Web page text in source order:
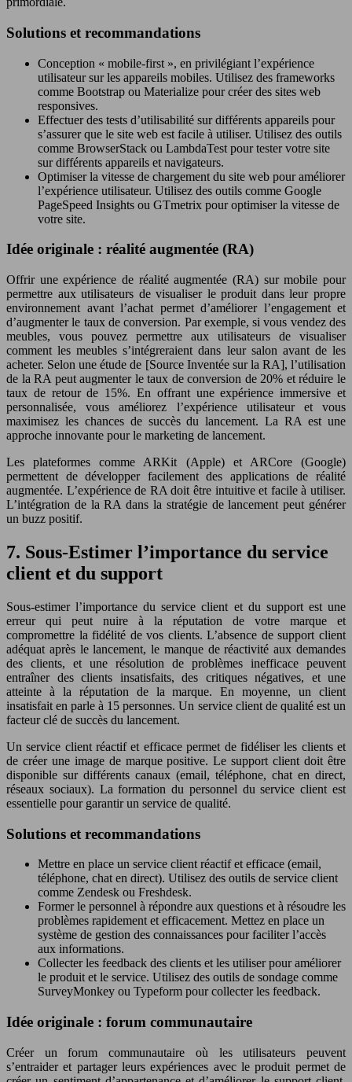
Solutions et recommandations
Conception « mobile-first », en privilégiant l’expérience
utilisateur sur les appareils mobiles. Utilisez des frameworks
comme Bootstrap ou Materialize pour créer des sites web
responsives.
Effectuer des tests d’utilisabilité sur différents appareils pour
s’assurer que le site web est facile à utiliser. Utilisez des outils
comme BrowserStack ou LambdaTest pour tester votre site
sur différents appareils et navigateurs.
Optimiser la vitesse de chargement du site web pour améliorer
l’expérience utilisateur. Utilisez des outils comme Google
PageSpeed Insights ou GTmetrix pour optimiser la vitesse de
votre site.
Idée originale : réalité augmentée (RA)
Offrir une expérience de réalité augmentée (RA) sur mobile pour
permettre aux utilisateurs de visualiser le produit dans leur propre
environnement avant l’achat permet d’améliorer l’engagement et
d’augmenter le taux de conversion. Par exemple, si vous vendez des
meubles, vous pouvez permettre aux utilisateurs de visualiser
comment les meubles s’intégreraient dans leur salon avant de les
acheter. Selon une étude de [Source Inventée sur la RA], l’utilisation
de la RA peut augmenter le taux de conversion de 20% et réduire le
taux de retour de 15%. En offrant une expérience immersive et
personnalisée, vous améliorez l’expérience utilisateur et vous
maximisez les chances de succès du lancement. La RA est une
approche innovante pour le marketing de lancement.
Les plateformes comme ARKit (Apple) et ARCore (Google)
permettent de développer facilement des applications de réalité
augmentée. L’expérience de RA doit être intuitive et facile à utiliser.
L’intégration de la RA dans la stratégie de lancement peut générer
un buzz positif.
7. Sous-Estimer l’importance du service
client et du support
Sous-estimer l’importance du service client et du support est une
erreur qui peut nuire à la réputation de votre marque et
compromettre la fidélité de vos clients. L’absence de support client
adéquat après le lancement, le manque de réactivité aux demandes
des clients, et une résolution de problèmes inefficace peuvent
entraîner des clients insatisfaits, des critiques négatives, et une
atteinte à la réputation de la marque. En moyenne, un client
insatisfait en parle à 15 personnes. Un service client de qualité est un
facteur clé de succès du lancement.
Un service client réactif et efficace permet de fidéliser les clients et
de créer une image de marque positive. Le support client doit être
disponible sur différents canaux (email, téléphone, chat en direct,
réseaux sociaux). La formation du personnel du service client est
essentielle pour garantir un service de qualité.
Solutions et recommandations
Mettre en place un service client réactif et efficace (email,
téléphone, chat en direct). Utilisez des outils de service client
comme Zendesk ou Freshdesk.
Former le personnel à répondre aux questions et à résoudre les
problèmes rapidement et efficacement. Mettez en place un
système de gestion des connaissances pour faciliter l’accès
aux informations.
Collecter les feedback des clients et les utiliser pour améliorer
le produit et le service. Utilisez des outils de sondage comme
SurveyMonkey ou Typeform pour collecter les feedback.
Idée originale : forum communautaire
Créer un forum communautaire où les utilisateurs peuvent
s’entraider et partager leurs expériences avec le produit permet de